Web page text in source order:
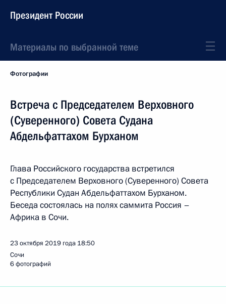
Президент России
Материалы по выбранной теме
Фотографии
Встреча с Председателем Верховного
(Суверенного) Совета Судана
Абдельфаттахом Бурханом
Глава Российского государства встретился
с Председателем Верховного (Суверенного) Совета
Республики Судан Абдельфаттахом Бурханом.
Беседа состоялась на полях саммита Россия –
Африка в Сочи.
23 октября 2019 года 18:50
Сочи
6 фотографий